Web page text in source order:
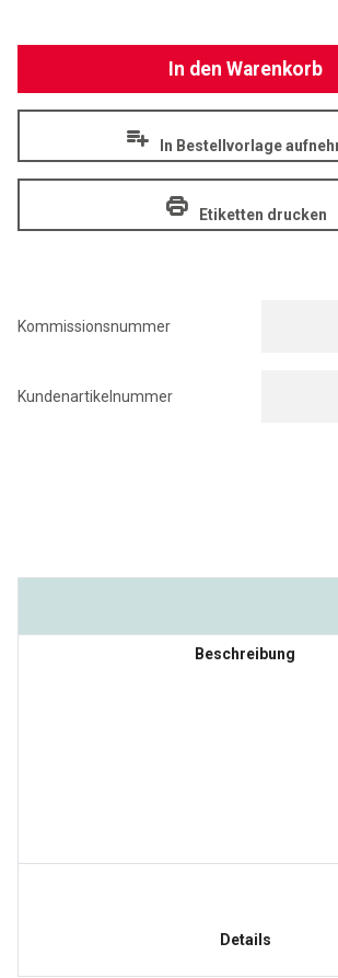
Kommissionsnummer
Kundenartikelnummer
In den Warenkorb
In Bestellvorlage
Etiketten drucken
Beschreibung
Details